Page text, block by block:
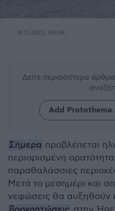
16.11.2022, 06:08
Δείτε περισσότερα
Add
Σήμερα προβλέπεται
περιορισμένη ορατότητα
παραθαλάσσιες
Μετά το μεσημέρι και
νεφώσεις θα αυξηθούν